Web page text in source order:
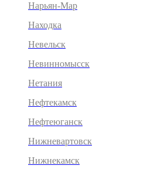
Нарьян-Мар
Находка
Невельск
Невинномысск
Нетания
Нефтекамск
Нефтеюганск
Нижневартовск
Нижнекамск